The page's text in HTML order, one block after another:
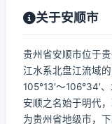
关于安顺市
贵州省安顺市位于
江水系北盘江流域
105°13′～106°34′
安顺之名始于明代
为贵州省地级市，